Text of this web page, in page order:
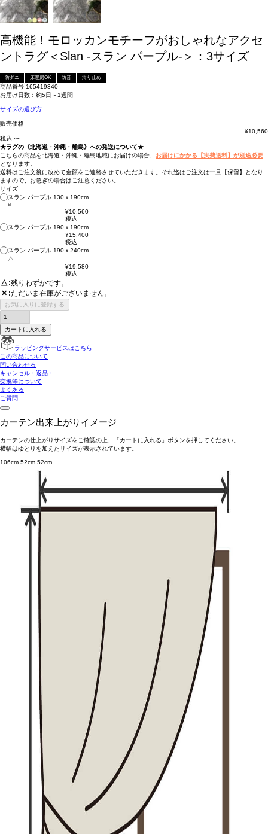
高機能！モロッカンモチーフがおしゃれなアクセ
ントラグ＜Slan -スラン パープル-＞：3サイズ
防ダニ 床暖房OK 防音 滑り止め
商品番号 165419340
お届け日数：約5日～1週間
サイズの選び方
販売価格
¥10,560
税込 〜
★ラグの 《北海道・沖縄・離島》 への発送について★
こちらの商品を北海道・沖縄・離島地域にお届けの場合、 お届けにかかる【実費送料】が別途必要
となります。
送料はご注文後に改めて金額をご連絡させていただきます。それ迄はご注文は一旦【保留】となり
ますので、お急ぎの場合はご注意ください。
サイズ
スラン パープル 130ｘ190cm
×
¥10,560
税込
スラン パープル 190ｘ190cm
¥15,400
税込
スラン パープル 190ｘ240cm
△
¥19,580
税込
△ 残りわずかです。
✕ ただいま在庫がございません。
お気に入りに登録する
カートに入れる
ラッピングサービスはこちら
この商品について
問い合わせる
キャンセル・返品・
交換等について
よくある
ご質問
カーテン出来上がりイメージ
カーテンの仕上がりサイズをご確認の上、「カートに入れる」ボタンを押してください。
横幅はゆとりを加えたサイズが表示されています。
106cm 52cm 52cm